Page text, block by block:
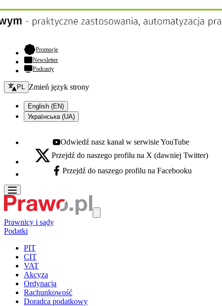
Promocje- otwiera się w nowej karcie
Newsletter
Podcasty
Zmień język - bieżący:
PL Zmień język strony
English (EN)
Українська (UA)
Youtube - otwiera się w nowej karcie
Odwiedź nasz kanał w serwisie YouTube
X - otwiera się w nowej karcie
Przejdź do naszego profilu na X (dawniej Twitter)
Facebook - otwiera się w nowej karcie
Przejdź do naszego profilu na Facebooku
Prawnicy i sądy
Podatki
PIT
CIT
VAT
Akcyza
Ordynacja
Rachunkowość
Doradca podatkowy